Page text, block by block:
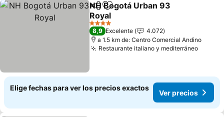
CompartirAgregar a favoritos
NH Bogotá Urban 93
Royal
Ver precios
4 Estrellas
8,9 Excelente
4.072
a 1.5 km de: Centro Comercial Andino
Restaurante italiano y mediterráneoVer
Elige fechas para ver los precios exactos
Ver precios